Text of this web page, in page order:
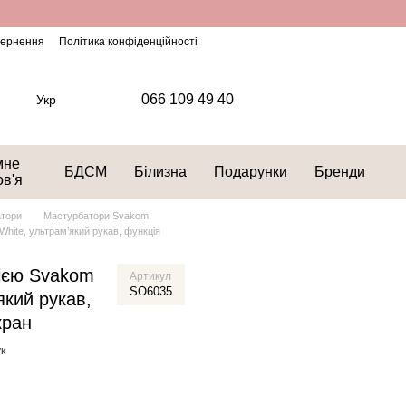
Політика конфіденційності
Укр 066 109 49 40
БДСМ Білизна Подарунки Бренди
Мастурбатори Svakom
ультрам’який рукав, функція
Svakom
рукав,
Артикул
SO6035